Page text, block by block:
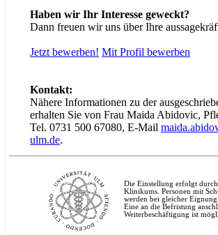
Haben wir Ihr Interesse geweckt?
Dann freuen wir uns über Ihre
Jetzt bewerben! MitProfil bewerben
Kontakt:
Nähere Informationen zu der
erhalten Sie von Frau Maida Abidovic,
Tel. 0731 500 67080, E-Mail
ulm.de.
Die Einstellung erfolgt
Klinikums. Personen mit
werden bei gleicher
Eine an die Befristung
Weiterbeschäftigung ist